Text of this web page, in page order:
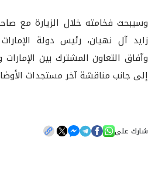
وسيبحث فخامته خلال الزيارة مع
زايد آل نهيان، رئيس دولة
وآفاق التعاون المشترك بين
إلى جانب مناقشة آخر مستجدات
شارك على